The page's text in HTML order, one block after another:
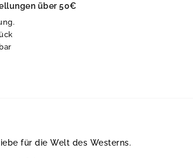
über 50€
für die Welt des Westerns.